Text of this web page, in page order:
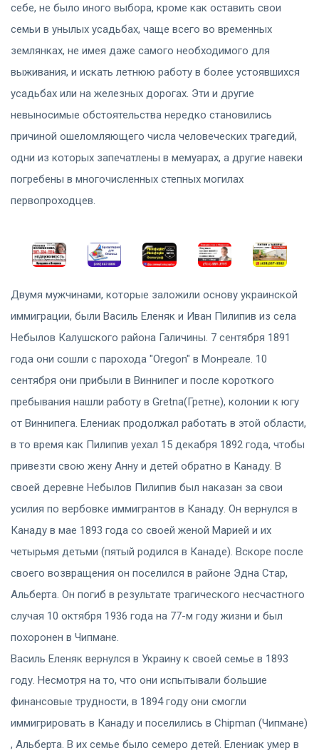
себе, не было иного выбора, кроме как оставить свои
семьи в унылых усадьбах, чаще всего во временных
землянках, не имея даже самого необходимого для
выживания, и искать летнюю работу в более устоявшихся
усадьбах или на железных дорогах. Эти и другие
невыносимые обстоятельства нередко становились
причиной ошеломляющего числа человеческих трагедий,
одни из которых запечатлены в мемуарах, а другие навеки
погребены в многочисленных степных могилах
первопроходцев.
Двумя мужчинами, которые заложили основу украинской
иммиграции, были Василь Еленяк и Иван Пилипив из села
Небылов Калушского района Галичины. 7 сентября 1891
года они сошли с парохода "Oregon" в Монреале. 10
сентября они прибыли в Виннипег и после короткого
пребывания нашли работу в Gretna(Гретне), колонии к югу
от Виннипега. Елениак продолжал работать в этой области,
в то время как Пилипив уехал 15 декабря 1892 года, чтобы
привезти свою жену Анну и детей обратно в Канаду. В
своей деревне Небылов Пилипив был наказан за свои
усилия по вербовке иммигрантов в Канаду. Он вернулся в
Канаду в мае 1893 года со своей женой Марией и их
четырьмя детьми (пятый родился в Канаде). Вскоре после
своего возвращения он поселился в районе Эдна Стар,
Альберта. Он погиб в результате трагического несчастного
случая 10 октября 1936 года на 77-м году жизни и был
похоронен в Чипмане.
Василь Еленяк вернулся в Украину к своей семье в 1893
году. Несмотря на то, что они испытывали большие
финансовые трудности, в 1894 году они смогли
иммигрировать в Канаду и поселились в Chipman (Чипмане)
, Альберта. В их семье было семеро детей. Елениак умер в